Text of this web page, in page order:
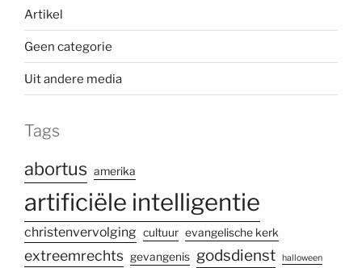
Artikel
Geen categorie
Uit andere media
Tags
abortus amerika
artificiële intelligentie
christenvervolging cultuur evangelische kerk
extreemrechts gevangenis godsdienst halloween